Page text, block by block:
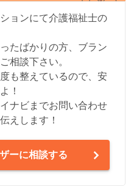
ョンにて介護福祉士の
たばかりの方、ブラン
相談下さい。
も整えているので、安
！
ナビまでお問い合わせ
えします！
ーに相談する